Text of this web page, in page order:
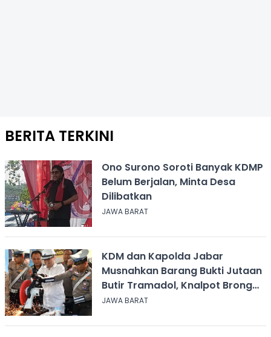
BERITA TERKINI
Ono Surono Soroti Banyak KDMP
Belum Berjalan, Minta Desa
Dilibatkan
JAWA BARAT
KDM dan Kapolda Jabar
Musnahkan Barang Bukti Jutaan
Butir Tramadol, Knalpot Brong
hingga Miras
JAWA BARAT